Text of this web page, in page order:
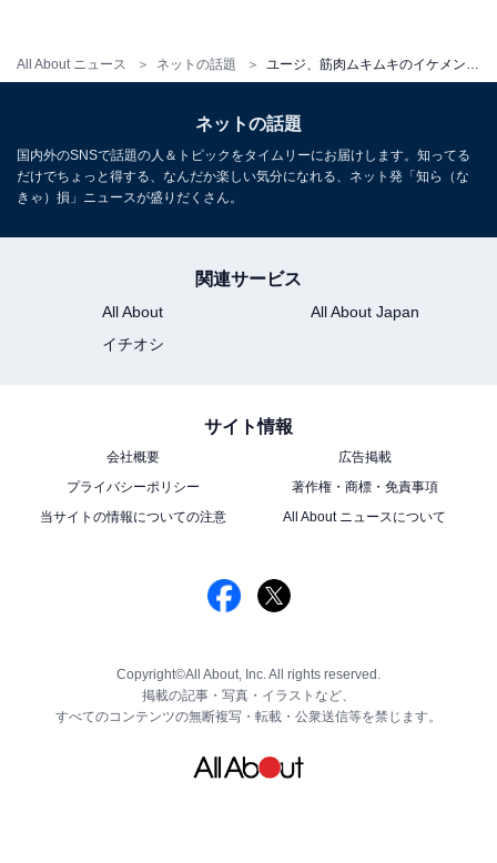
All About ニュース ネットの話題
ネットの話題
国内外のSNSで話題の人＆トピックをタイムリーにお届けします。知ってる
だけでちょっと得する、なんだか楽しい気分になれる、ネット発「知ら（な
きゃ）損」ニュースが盛りだくさん。
関連サービス
All About
All About Japan
イチオシ
サイト情報
会社概要
広告掲載
プライバシーポリシー
著作権・商標・免責事項
当サイトの情報についての注意
All About ニュースについて
Copyright©All About, Inc. All rights reserved.
掲載の記事・写真・イラストなど、
すべてのコンテンツの無断複写・転載・公衆送信等を禁じます。